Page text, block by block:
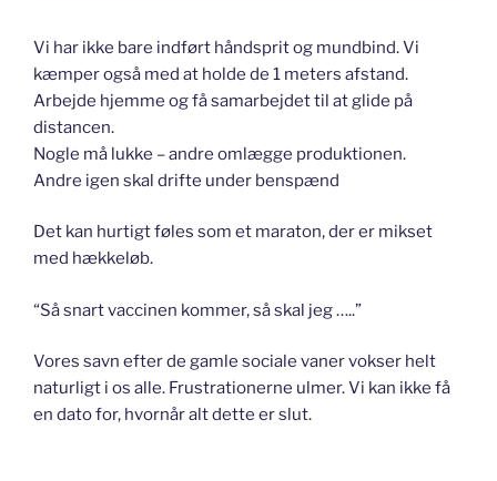
Vi har ikke bare indført håndsprit og mundbind. Vi
kæmper også med at holde de 1 meters afstand.
Arbejde hjemme og få samarbejdet til at glide på
distancen.
Nogle må lukke – andre omlægge produktionen.
Andre igen skal drifte under benspænd
Det kan hurtigt føles som et maraton, der er mikset
med hækkeløb.
“Så snart vaccinen kommer, så skal jeg …..”
Vores savn efter de gamle sociale vaner vokser helt
naturligt i os alle. Frustrationerne ulmer. Vi kan ikke få
en dato for, hvornår alt dette er slut.